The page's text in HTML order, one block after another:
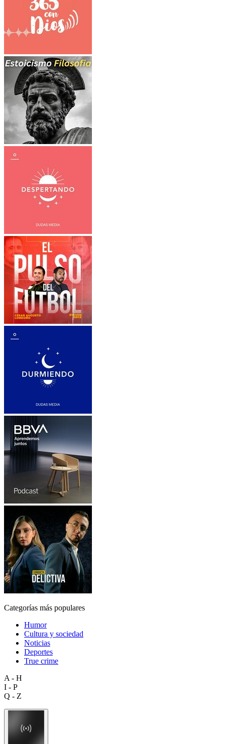
Categorías más populares
Humor
Cultura y sociedad
Noticias
Deportes
True crime
A - H
I - P
Q - Z